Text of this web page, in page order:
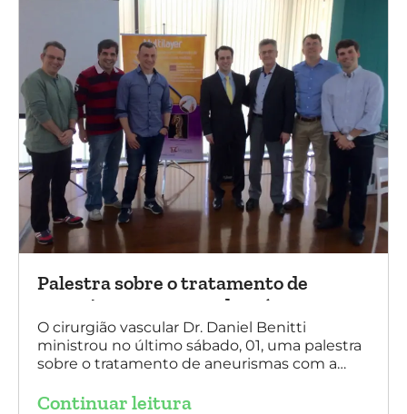
Palestra sobre o tratamento de
aneurismas com a endoprótese
multilayer, em Porto Alegre
O cirurgião vascular Dr. Daniel Benitti
ministrou no último sábado, 01, uma palestra
sobre o tratamento de aneurismas com a
foto, Dr. Daniel Benitti (ao centro) com os
Continuar leitura